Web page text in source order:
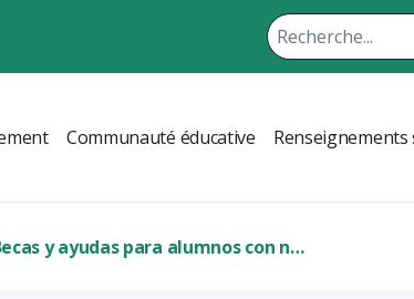
Communauté éducative Renseignements
Becas y ayudas para alumnos con necesidad específica de apoyo educativo